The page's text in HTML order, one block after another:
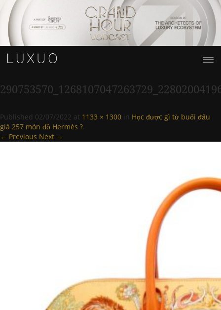
Published 02/07/2022 at 1133 × 1300 in Học được gì từ buổi đấu
giá 257 món đồ Hermès ?.
← Previous Next →